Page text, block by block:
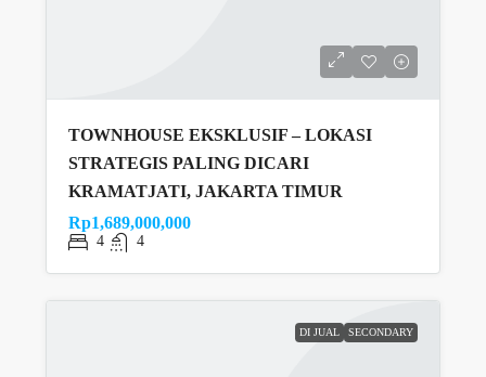
TOWNHOUSE EKSKLUSIF – LOKASI
STRATEGIS PALING DICARI
KRAMATJATI, JAKARTA TIMUR
Rp1,689,000,000
4 4
DI JUAL SECONDARY